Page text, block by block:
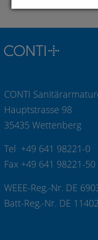
CONTI
Hauptstrasse 98
35435 Wettenberg
Tel +49 641 98221-0
Fax +49 641 98221-50
WEEE-Reg.-Nr. DE
Batt-Reg.-Nr. DE